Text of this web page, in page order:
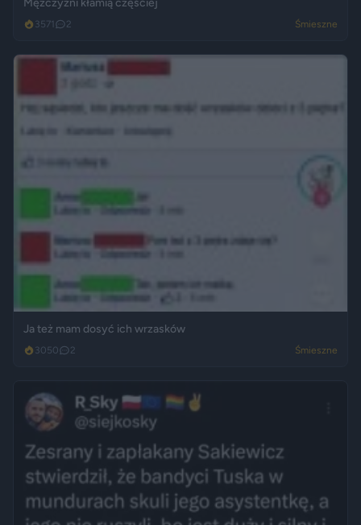
Mężczyźni kłamią częśćiej
3571 2 Śmieszne
Ja też mam dosyć ich wrzasków
3050 2 Śmieszne